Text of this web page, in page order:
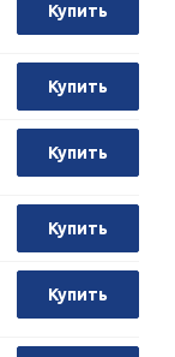
Купить
Купить
Купить
Купить
Купить